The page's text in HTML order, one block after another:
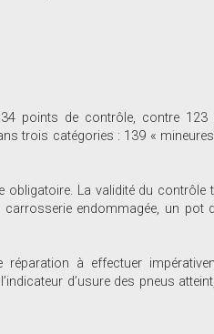
points de contrôle, contre 123
trois catégories : 139 «
La validité du contrôle
endommagée, un pot
à effectuer
d’usure des pneus